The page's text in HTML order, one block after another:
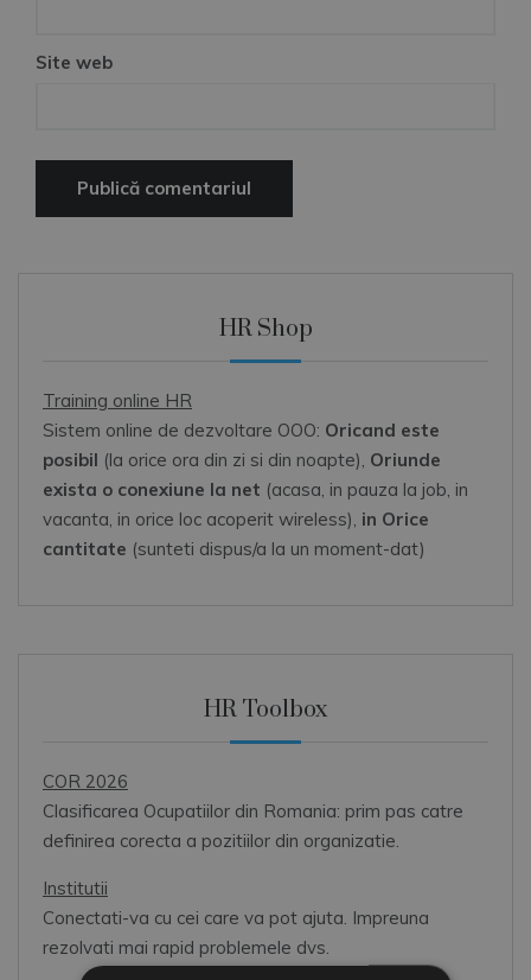
Site web
HR Shop
Training online HR
Sistem online de dezvoltare OOO: Oricand este
posibil (la orice ora din zi si din noapte), Oriunde
exista o conexiune la net (acasa, in pauza la job, in
vacanta, in orice loc acoperit wireless), in Orice
cantitate (sunteti dispus/a la un moment-dat)
HR Toolbox
COR 2026
Clasificarea Ocupatiilor din Romania: prim pas catre
definirea corecta a pozitiilor din organizatie.
Institutii
Conectati-va cu cei care va pot ajuta. Impreuna
rezolvati mai rapid problemele dvs.